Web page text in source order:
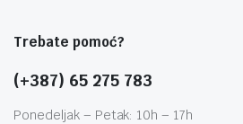
Trebate pomoć?
(+387) 65 275 783
Ponedeljak – Petak: 10h – 17h